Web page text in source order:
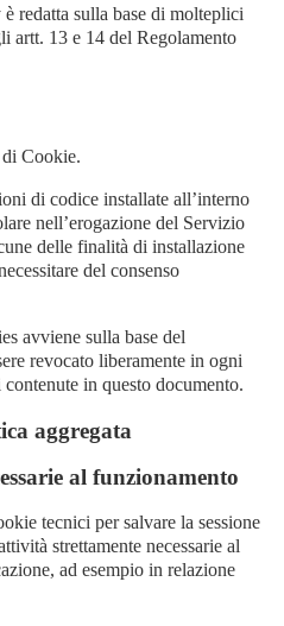
redatta sulla base di molteplici
artt. 13 e 14 del Regolamento
Cookie.
di codice installate all’interno
nell’erogazione del Servizio
delle finalità di installazione
del consenso
avviene sulla base del
revocato liberamente in ogni
in questo documento.
aggregata
al funzionamento
tecnici per salvare la sessione
strettamente necessarie al
ad esempio in relazione